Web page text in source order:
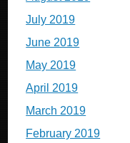
July 2019
June 2019
May 2019
April 2019
March 2019
February 2019